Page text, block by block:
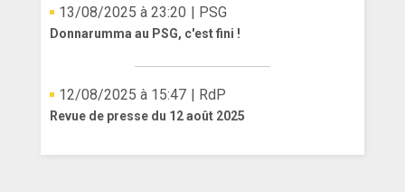
13/08/2025 à 23:20 | PSG
Donnarumma au PSG, c'est fini !
12/08/2025 à 15:47 | RdP
Revue de presse du 12 août 2025